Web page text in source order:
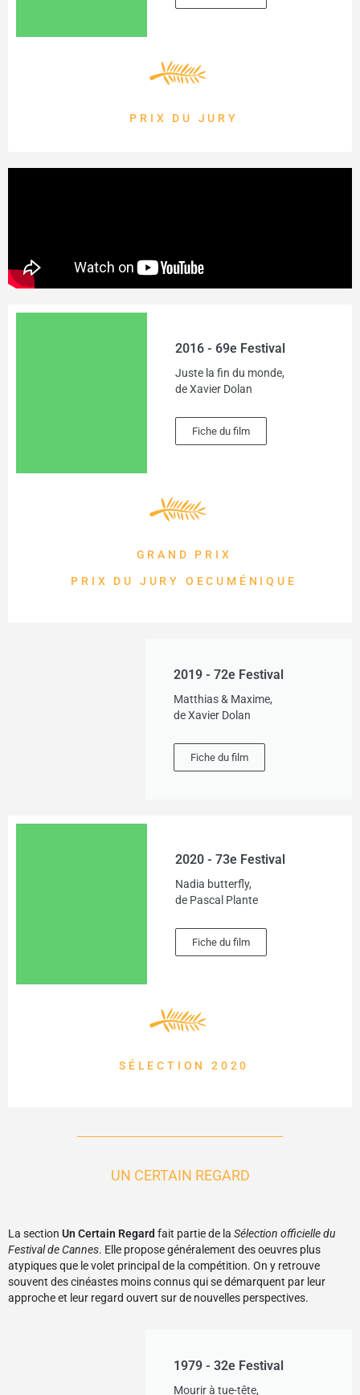
PRIX DU JURY
2016 - 69e Festival
Juste la fin du monde,
de Xavier Dolan
Fiche du film
GRAND PRIX
PRIX DU JURY OECUMÉNIQUE
2019 - 72e Festival
Matthias & Maxime,
de Xavier Dolan
Fiche du film
2020 - 73e Festival
Nadia butterfly,
de Pascal Plante
Fiche du film
SÉLECTION 2020
UN CERTAIN REGARD
La section Un Certain Regard fait partie de la Sélection officielle du
Festival de Cannes. Elle propose généralement des oeuvres plus
atypiques que le volet principal de la compétition. On y retrouve
souvent des cinéastes moins connus qui se démarquent par leur
approche et leur regard ouvert sur de nouvelles perspectives.
1979 - 32e Festival
Mourir à tue-tête,